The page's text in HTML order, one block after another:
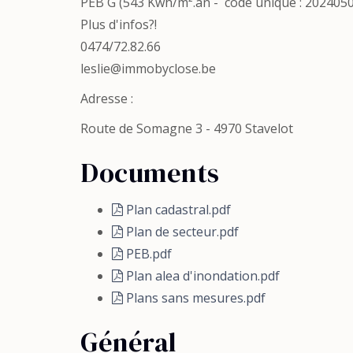
Plus d'infos?!
0474/72.82.66
leslie@immobyclose.be
Adresse :
Route de Somagne 3 - 4970 Stavelot
Documents
Plan cadastral.pdf
Plan de secteur.pdf
PEB.pdf
Plan alea d'inondation.pdf
Plans sans mesures.pdf
Général